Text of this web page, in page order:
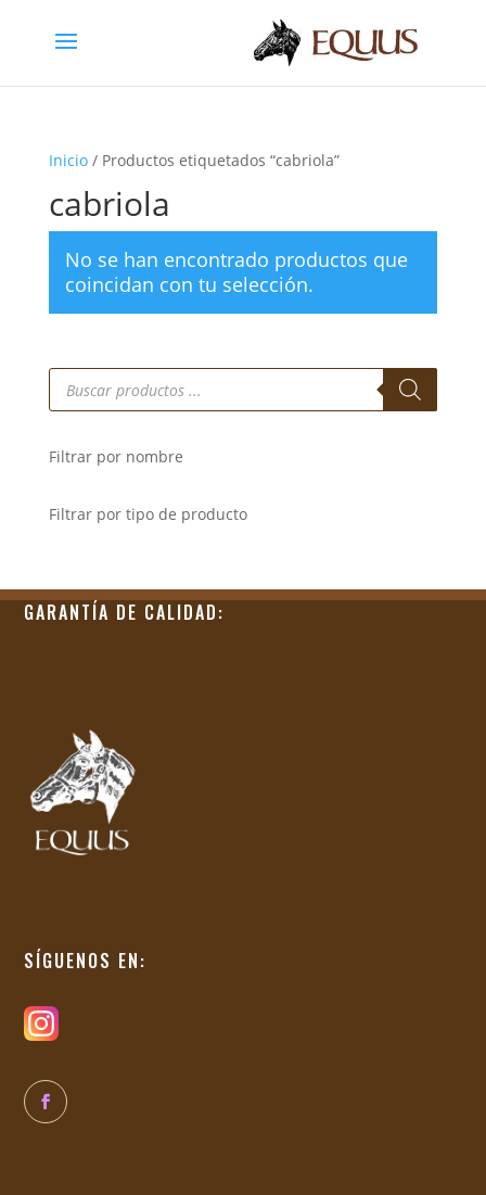
Inicio/ Productos etiquetados “cabriola”
cabriola
No se han encontrado productos que
coincidan con tu selección.
Búsqueda
productos
Filtrar por nombre
Filtrar por tipo de producto
GARANTÍA DE CALIDAD:
SÍGUENOS EN: